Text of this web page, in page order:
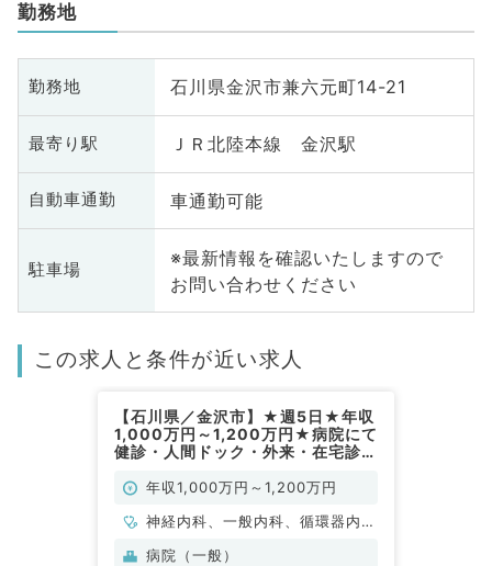
勤務地
勤務地 石川県金沢市兼六元町14-21
最寄り駅 ＪＲ北陸本線 金沢駅
自動車通勤 車通勤可能
駐車場
※最新情報を確認いたしますので
お問い合わせください
この求人と条件が近い求人
【石川県／金沢市】★週5日★年収
1,000万円～1,200万円★病院にて
健診・人間ドック・外来・在宅診療
年収1,000万円～1,200万円
神経内科、一般内科、循環器内
科、呼吸器内科、消化器内科、内
病院（一般）